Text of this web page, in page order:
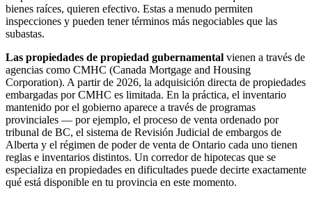
bienes raíces, quieren efectivo. Estas a menudo permiten
inspecciones y pueden tener términos más negociables que las
subastas.
Las propiedades de propiedad gubernamental vienen a través de
agencias como CMHC (Canada Mortgage and Housing
Corporation). A partir de 2026, la adquisición directa de propiedades
embargadas por CMHC es limitada. En la práctica, el inventario
mantenido por el gobierno aparece a través de programas
provinciales — por ejemplo, el proceso de venta ordenado por
tribunal de BC, el sistema de Revisión Judicial de embargos de
Alberta y el régimen de poder de venta de Ontario cada uno tienen
reglas e inventarios distintos. Un corredor de hipotecas que se
especializa en propiedades en dificultades puede decirte exactamente
qué está disponible en tu provincia en este momento.